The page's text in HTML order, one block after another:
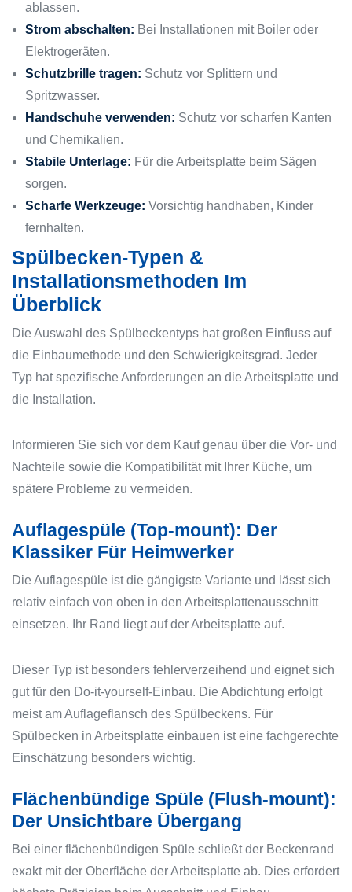
ablassen.
Strom abschalten: Bei Installationen mit Boiler oder
Elektrogeräten.
Schutzbrille tragen: Schutz vor Splittern und
Spritzwasser.
Handschuhe verwenden: Schutz vor scharfen Kanten
und Chemikalien.
Stabile Unterlage: Für die Arbeitsplatte beim Sägen
sorgen.
Scharfe Werkzeuge: Vorsichtig handhaben, Kinder
fernhalten.
Spülbecken-Typen &
Installationsmethoden Im
Überblick
Die Auswahl des Spülbeckentyps hat großen Einfluss auf
die Einbaumethode und den Schwierigkeitsgrad. Jeder
Typ hat spezifische Anforderungen an die Arbeitsplatte und
die Installation.
Informieren Sie sich vor dem Kauf genau über die Vor- und
Nachteile sowie die Kompatibilität mit Ihrer Küche, um
spätere Probleme zu vermeiden.
Auflagespüle (Top-mount): Der
Klassiker Für Heimwerker
Die Auflagespüle ist die gängigste Variante und lässt sich
relativ einfach von oben in den Arbeitsplattenausschnitt
einsetzen. Ihr Rand liegt auf der Arbeitsplatte auf.
Dieser Typ ist besonders fehlerverzeihend und eignet sich
gut für den Do-it-yourself-Einbau. Die Abdichtung erfolgt
meist am Auflageflansch des Spülbeckens. Für
Spülbecken in Arbeitsplatte einbauen ist eine fachgerechte
Einschätzung besonders wichtig.
Flächenbündige Spüle (Flush-mount):
Der Unsichtbare Übergang
Bei einer flächenbündigen Spüle schließt der Beckenrand
exakt mit der Oberfläche der Arbeitsplatte ab. Dies erfordert